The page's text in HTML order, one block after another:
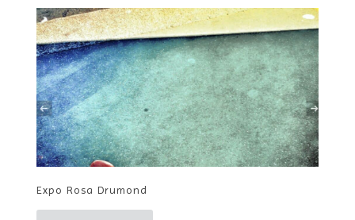
Expo Rosa Drumond